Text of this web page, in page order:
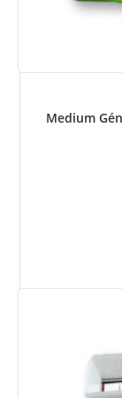
Medium